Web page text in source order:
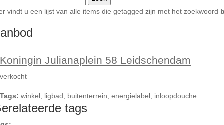
vindt u een lijst van alle items die getagged zijn met het zoekwoord
Koningin Julianaplein 58 Leidschendam
verkocht
Tags: winkel ligbad buitenterrein energielabel inloopdouche
tags